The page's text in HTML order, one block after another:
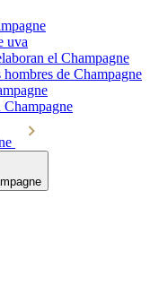
uva
el Champagne
de Champagne